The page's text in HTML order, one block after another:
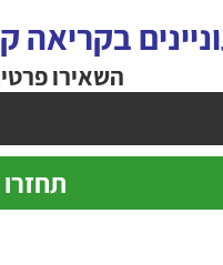
בקריאה
השאירו